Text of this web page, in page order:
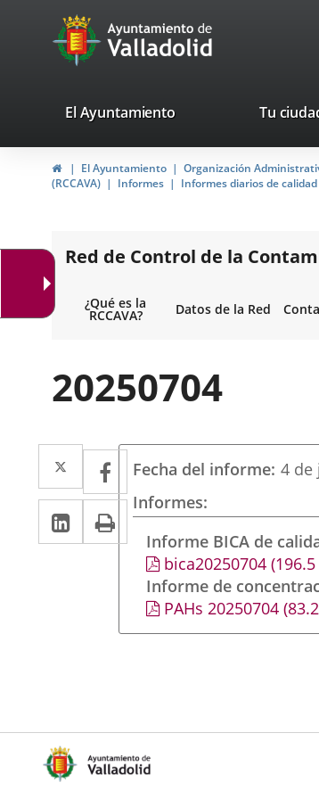
Portal
Web
Ayuntamiento
de
Valladolid
valladolid.es
El Ayuntamiento Tu
HomeEl Ayuntamiento Organización
(RCCAVA)
Informes Informes diarios de
Red de Control de la
¿Qué es la
RCCAVA? Datos de la Red
20250704
Twitter
Enlace
a
una
aplicación
externa.
Facebook
Enlace
a
una
aplicación
externa.
Linkedin
Enlace
a
aplicación
externa.
Print
Fecha del informe 4 de
Informes
Informe BICA de
bica20250704(196.5
Informe de
PAHs 20250704(83.2